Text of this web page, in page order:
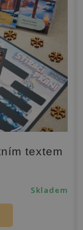
textem
Skladem